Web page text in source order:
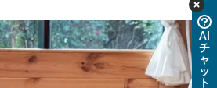
AI
チ
ャ
ッ
ト